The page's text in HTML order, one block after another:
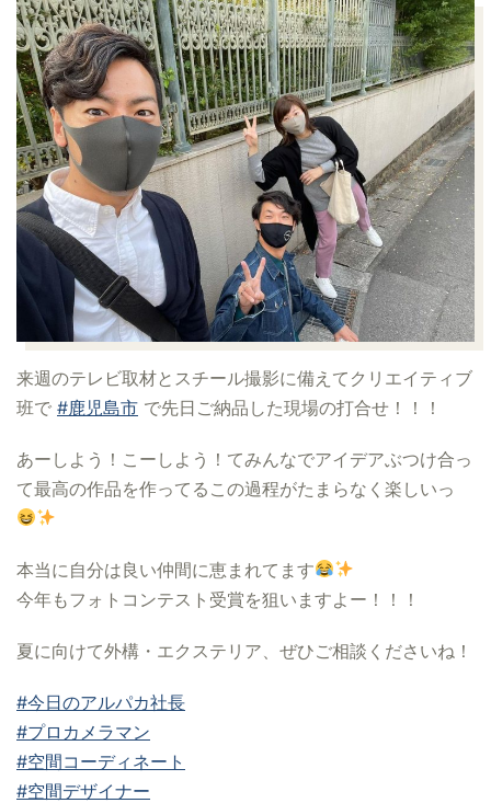
来週のテレビ取材とスチール撮影に備えてクリエイティブ
班で #鹿児島市 で先日ご納品した現場の打合せ！！！
あーしよう！こーしよう！てみんなでアイデアぶつけ合っ
て最高の作品を作ってるこの過程がたまらなく楽しいっ
本当に自分は良い仲間に恵まれてます
今年もフォトコンテスト受賞を狙いますよー！！！
夏に向けて外構・エクステリア、ぜひご相談くださいね！
#今日のアルパカ社長
#プロカメラマン
#空間コーディネート
#空間デザイナー